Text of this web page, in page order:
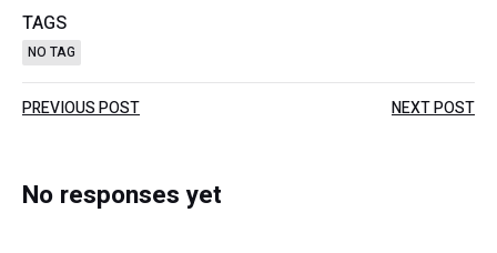
TAGS
NO TAG
Post
navigation
PREVIOUS POST NEXT POST
No responses yet